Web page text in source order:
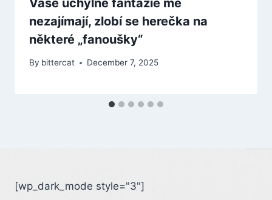
nezajímají, zlobí se herečka na
některé „fanoušky“
By bittercat December 7, 2025
[wp_dark_mode style="3"]